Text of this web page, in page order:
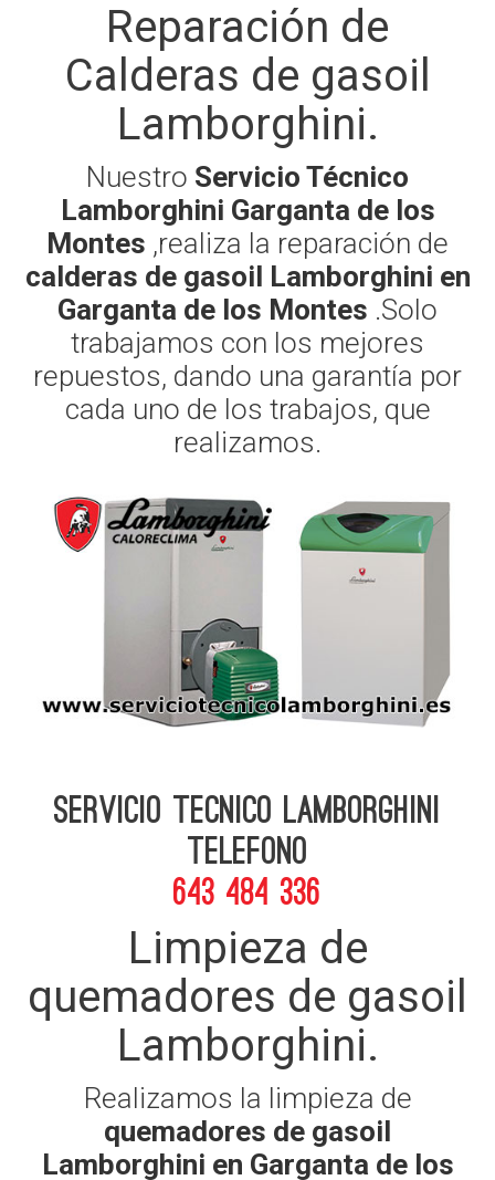
Reparación de
Calderas de gasoil
Lamborghini.
Nuestro Servicio Técnico
Lamborghini Garganta de los
Montes ,realiza la reparación de
calderas de gasoil Lamborghini en
Garganta de los Montes .Solo
trabajamos con los mejores
repuestos, dando una garantía por
cada uno de los trabajos, que
realizamos.
Servicio Tecnico Lamborghini
telefono
643 484 336
Limpieza de
quemadores de gasoil
Lamborghini.
Realizamos la limpieza de
quemadores de gasoil
Lamborghini en Garganta de los